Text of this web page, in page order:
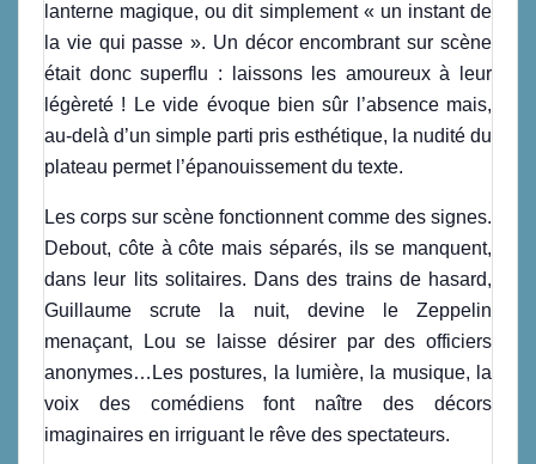
lanterne magique, ou dit simplement « un instant de
la vie qui passe ». Un décor encombrant sur scène
était donc superflu : laissons les amoureux à leur
légèreté ! Le vide évoque bien sûr l’absence mais,
au-delà d’un simple parti pris esthétique, la nudité du
plateau permet l’épanouissement du texte.
Les corps sur scène fonctionnent comme des signes.
Debout, côte à côte mais séparés, ils se manquent,
dans leur lits solitaires. Dans des trains de hasard,
Guillaume scrute la nuit, devine le Zeppelin
menaçant, Lou se laisse désirer par des officiers
anonymes…Les postures, la lumière, la musique, la
voix des comédiens font naître des décors
imaginaires en irriguant le rêve des spectateurs.